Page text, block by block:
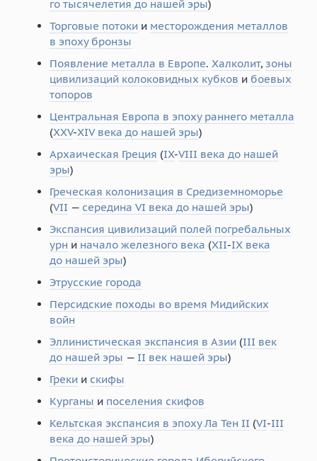
го тысячелетия до нашей эры)
Торговые потоки и месторождения металлов
в эпоху бронзы
Появление металла в Европе. Халколит, зоны
цивилизаций колоковидных кубков и боевых
топоров
Центральная Европа в эпоху раннего металла
(XXV-XIV века до нашей эры)
Архаическая Греция (IX-VIII века до нашей
эры)
Греческая колонизация в Средиземноморье
(VII — середина VI века до нашей эры)
Экспансия цивилизаций полей погребальных
урн и начало железного века (XII-IX века
до нашей эры)
Этрусские города
Персидские походы во время Мидийских
войн
Эллинистическая экспансия в Азии (III век
до нашей эры — II век нашей эры)
Греки и скифы
Курганы и поселения скифов
Кельтская экспансия в эпоху Ла Тен II (VI-III
века до нашей эры)